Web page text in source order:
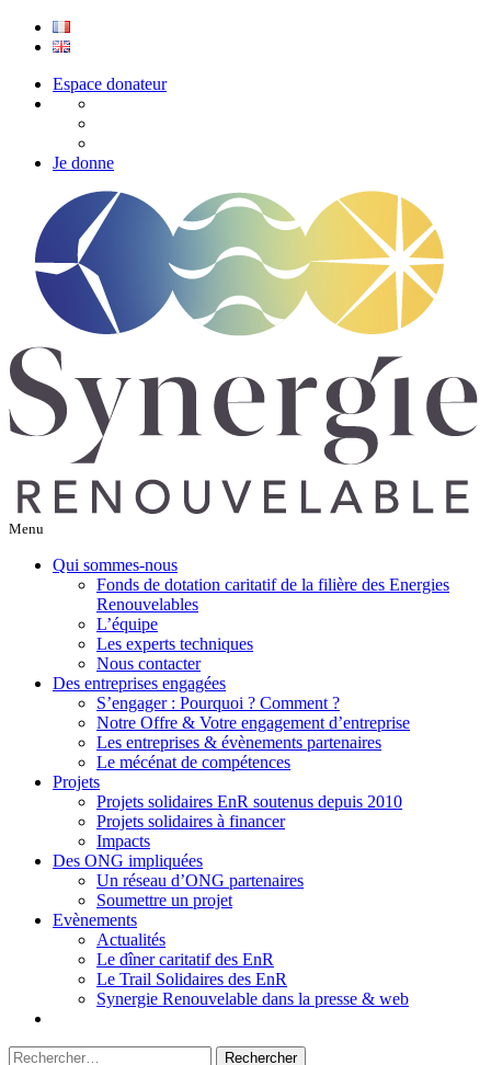
Espace donateur
Je donne
Menu
Qui sommes-nous
Fonds de dotation caritatif de la filière des Energies
Renouvelables
L’équipe
Les experts techniques
Nous contacter
Des entreprises engagées
S’engager : Pourquoi ? Comment ?
Notre Offre & Votre engagement d’entreprise
Les entreprises & évènements partenaires
Le mécénat de compétences
Projets
Projets solidaires EnR soutenus depuis 2010
Projets solidaires à financer
Impacts
Des ONG impliquées
Un réseau d’ONG partenaires
Soumettre un projet
Evènements
Actualités
Le dîner caritatif des EnR
Le Trail Solidaires des EnR
Synergie Renouvelable dans la presse & web
Rechercher :